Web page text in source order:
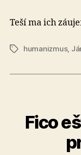
Teší ma ich
Značkyhumanizmus,
Fico